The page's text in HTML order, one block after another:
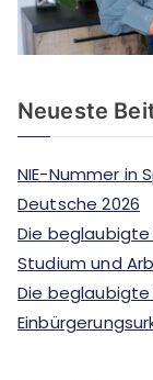
Neueste
NIE-Nummer in
Deutsche 2026
Die
Studium und
Die